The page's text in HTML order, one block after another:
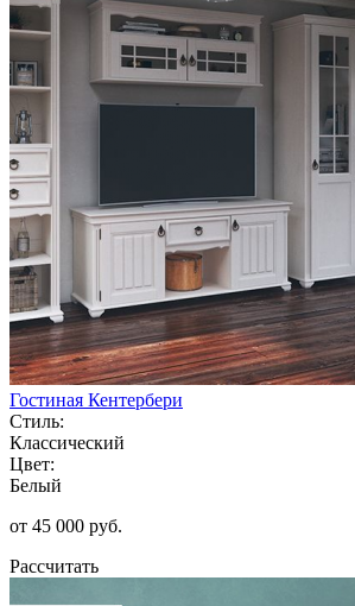
Гостиная Кентербери
Стиль:
Классический
Цвет:
Белый
от 45 000 руб.
Рассчитать